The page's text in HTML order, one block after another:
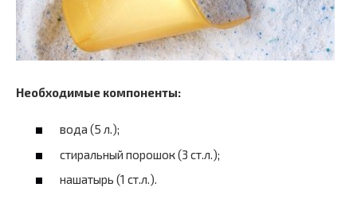
Необходимые компоненты:
вода (5 л.);
стиральный порошок (3 ст.л.);
нашатырь (1 ст.л.).